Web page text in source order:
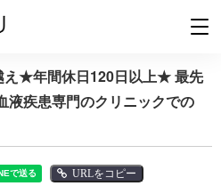
★年間休日120日以上★ 最先
液疾患専門のクリニックでの
URLをコピー